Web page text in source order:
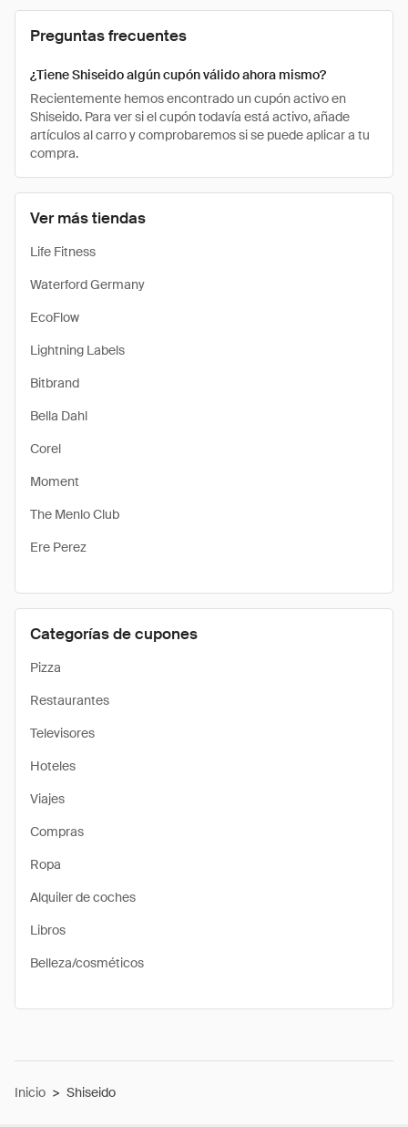
Ver más tiendas
Life Fitness
Waterford Germany
EcoFlow
Lightning Labels
Bitbrand
Bella Dahl
Corel
Moment
The Menlo Club
Ere Perez
Categorías de cupones
Pizza
Restaurantes
Televisores
Hoteles
Viajes
Compras
Ropa
Alquiler de coches
Libros
Belleza/cosméticos
Preguntas frecuentes
¿Tiene Shiseido algún cupón válido ahora mismo?
Recientemente hemos encontrado un cupón activo en
Shiseido. Para ver si el cupón todavía está activo, añade
artículos al carro y comprobaremos si se puede aplicar a tu
compra.
Inicio > Shiseido